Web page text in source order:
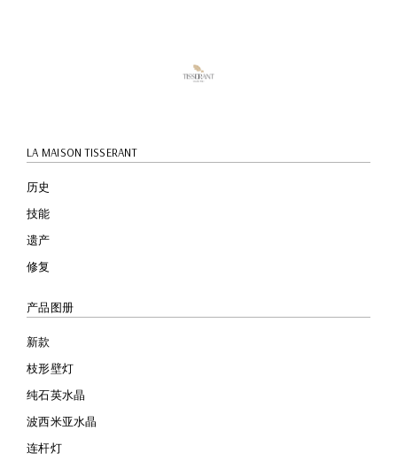
LA MAISON TISSERANT
历史
技能
遗产
修复
产品图册
新款
枝形壁灯
纯石英水晶
波西米亚水晶
连杆灯